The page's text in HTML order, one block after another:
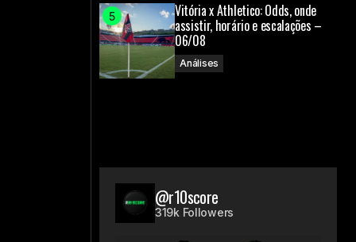
Vitória x Athletico: Odds, onde
assistir, horário e escalações –
06/08
Análises
@r10score
319k Followers